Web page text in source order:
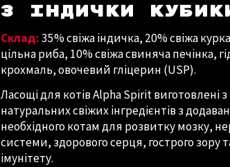
З ІНДИЧКИ
Склад:35% свіжа індичка, 20% свіжа
цільна риба, 10% свіжа свиняча печінка,
крохмаль, овочевий гліцерин (USP).
Ласощі для котів Alpha Spirit виготовлені
натуральних свіжих інгредієнтів з
необхідного котам для розвитку мозку,
системи, здорового серця, гострого зору
імунітету.